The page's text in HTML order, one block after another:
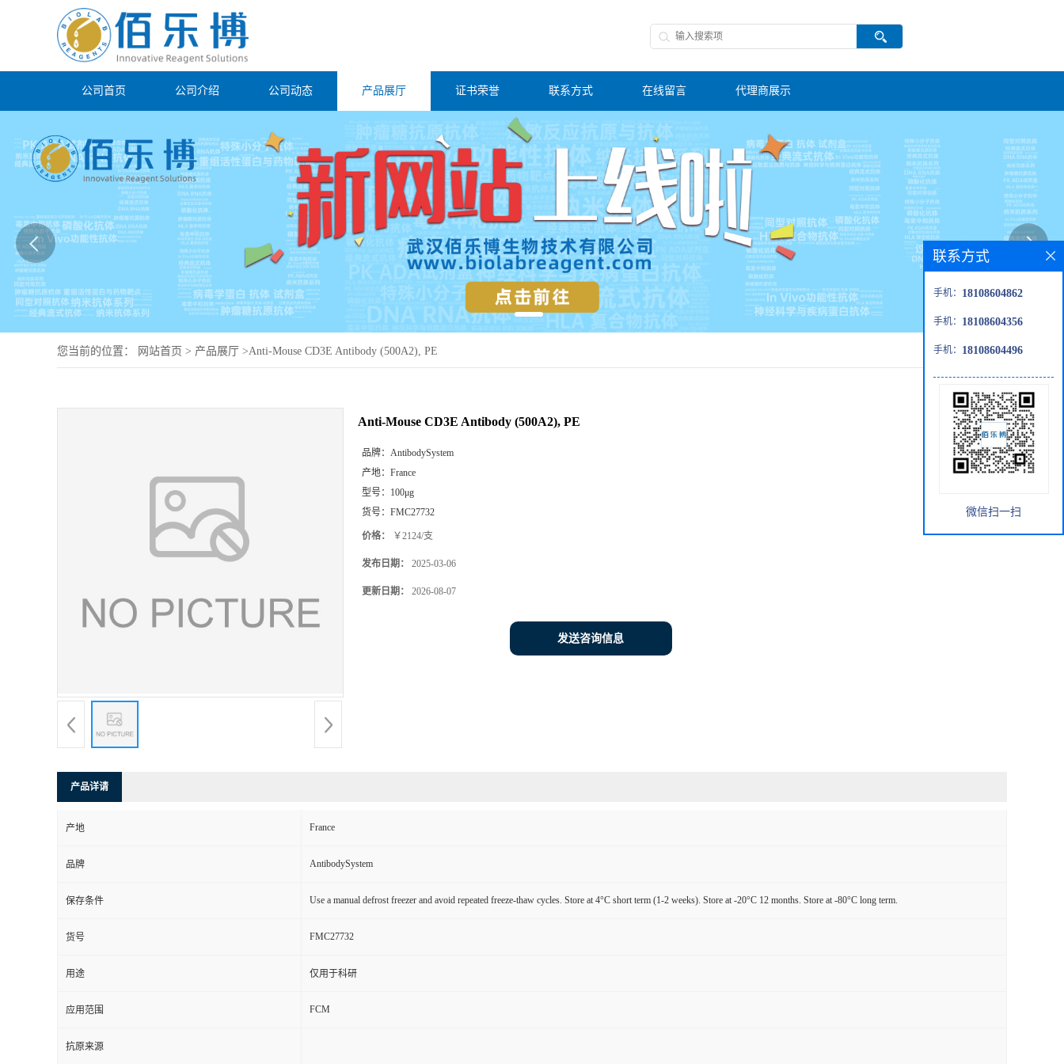
公司首页 公司介绍 公司动态 产品展厅 证书荣誉 联系方式 在线留言 代理商展示
您当前的位置： 网站首页 > 产品展厅 >Anti-Mouse CD3E Antibody (500A2), PE
Anti-Mouse CD3E Antibody (500A2), PE
品牌： AntibodySystem
产地： France
型号： 100μg
货号： FMC27732
价格： ￥2124/支
发布日期： 2025-03-06
更新日期： 2026-08-07
发送咨询信息
产品详请
产地 France
品牌 AntibodySystem
保存条件 Use a manual defrost freezer and avoid repeated freeze-thaw cycles. Store at 4°C short term (1-2 weeks). Store at -20°C 12 months. Store at -80°C long term.
货号 FMC27732
用途 仅用于科研
应用范围 FCM
抗原来源
联系方式
手机： 18108604862
手机： 18108604356
手机： 18108604496
微信扫一扫